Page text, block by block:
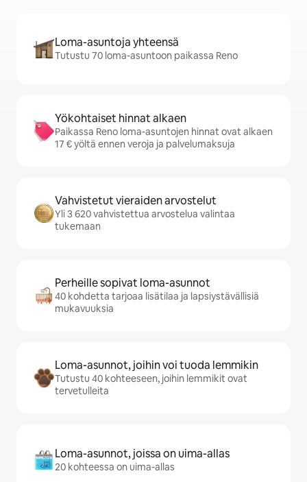
Loma-asuntoja yhteensä
Tutustu 70 loma-asuntoon paikassa Reno
Yökohtaiset hinnat alkaen
Paikassa Reno loma-asuntojen hinnat ovat alkaen
17 € yöltä ennen veroja ja palvelumaksuja
Vahvistetut vieraiden arvostelut
Yli 3 620 vahvistettua arvostelua valintaa
tukemaan
Perheille sopivat loma-asunnot
40 kohdetta tarjoaa lisätilaa ja lapsiystävällisiä
mukavuuksia
Loma-asunnot, joihin voi tuoda lemmikin
Tutustu 40 kohteeseen, joihin lemmikit ovat
tervetulleita
Loma-asunnot, joissa on uima-allas
20 kohteessa on uima-allas